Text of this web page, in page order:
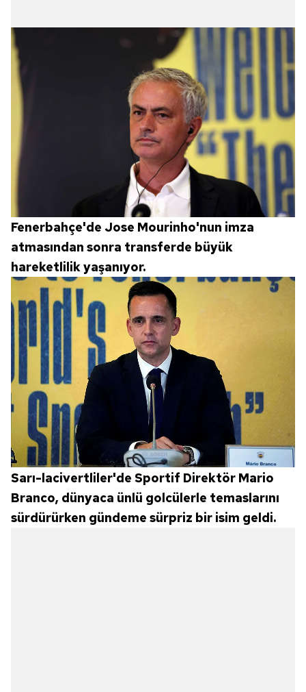
Fenerbahçe'de Jose Mourinho'nun imza
atmasından sonra transferde büyük
hareketlilik yaşanıyor.
Sarı-lacivertliler'de Sportif Direktör Mario
Branco, dünyaca ünlü golcülerle temaslarını
sürdürürken gündeme sürpriz bir isim geldi.